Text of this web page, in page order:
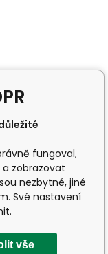
fungoval,
zobrazovat
nezbytné, jiné
Své nastavení
vše